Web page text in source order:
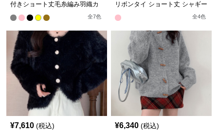
付きショート丈毛糸編み羽織カ
全7色
リボンタイ ショート丈 シャギー
全4色
¥7,610 (税込) ¥6,340 (税込)